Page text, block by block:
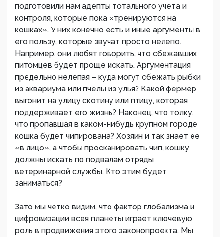
подготовили нам адепты тотального учета и
контроля, которые пока «тренируются на
кошках». У них конечно есть и иные аргументы в
его пользу, которые звучат просто нелепо.
Например, они любят говорить, что сбежавших
питомцев будет проще искать. Аргументация
предельно нелепая – куда могут сбежать рыбки
из аквариума или пчелы из улья? Какой фермер
выгонит на улицу скотину или птицу, которая
поддерживает его жизнь? Наконец, что толку,
что пропавшая в каком-нибудь крупном городе
кошка будет чипирована? Хозяин и так знает ее
«в лицо», а чтобы просканировать чип, кошку
должны искать по подвалам отряды
ветеринарной службы. Кто этим будет
заниматься?
Зато мы четко видим, что фактор глобализма и
цифровизации всея планеты играет ключевую
роль в продвижения этого законопроекта. Мы